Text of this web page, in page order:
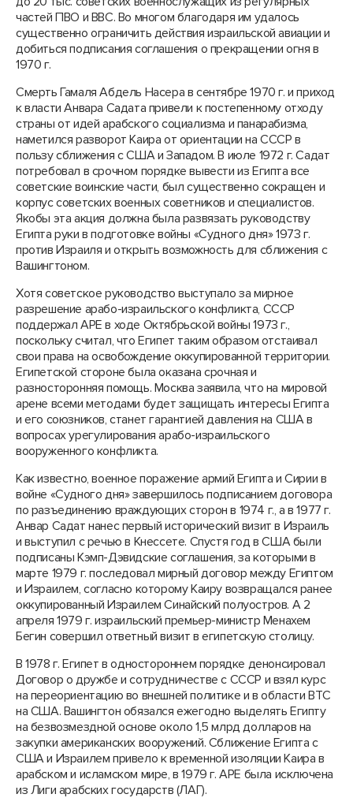
частей ПВО и ВВС. Во многом благодаря им удалось
существенно ограничить действия израильской авиации и
добиться подписания соглашения о прекращении огня в
1970 г.
Смерть Гамаля Абдель Насера в сентябре 1970 г. и приход
к власти Анвара Садата привели к постепенному отходу
страны от идей арабского социализма и панарабизма,
наметился разворот Каира от ориентации на СССР в
пользу сближения с США и Западом. В июле 1972 г. Садат
потребовал в срочном порядке вывести из Египта все
советские воинские части, был существенно сокращен и
корпус советских военных советников и специалистов.
Якобы эта акция должна была развязать руководству
Египта руки в подготовке войны «Судного дня» 1973 г.
против Израиля и открыть возможность для сближения с
Вашингтоном.
Хотя советское руководство выступало за мирное
разрешение арабо-израильского конфликта, СССР
поддержал АРЕ в ходе Октябрьской войны 1973 г.,
поскольку считал, что Египет таким образом отстаивал
свои права на освобождение оккупированной территории.
Египетской стороне была оказана срочная и
разносторонняя помощь. Москва заявила, что на мировой
арене всеми методами будет защищать интересы Египта
и его союзников, станет гарантией давления на США в
вопросах урегулирования арабо-израильского
вооруженного конфликта.
Как известно, военное поражение армий Египта и Сирии в
войне «Судного дня» завершилось подписанием договора
по разъединению враждующих сторон в 1974 г., а в 1977 г.
Анвар Садат нанес первый исторический визит в Израиль
и выступил с речью в Кнессете. Спустя год в США были
подписаны Кэмп-Дэвидские соглашения, за которыми в
марте 1979 г. последовал мирный договор между Египтом
и Израилем, согласно которому Каиру возвращался ранее
оккупированный Израилем Синайский полуостров. А 2
апреля 1979 г. израильский премьер-министр Менахем
Бегин совершил ответный визит в египетскую столицу.
В 1978 г. Египет в одностороннем порядке денонсировал
Договор о дружбе и сотрудничестве с СССР и взял курс
на переориентацию во внешней политике и в области ВТС
на США. Вашингтон обязался ежегодно выделять Египту
на безвозмездной основе около 1,5 млрд долларов на
закупки американских вооружений. Сближение Египта с
США и Израилем привело к временной изоляции Каира в
арабском и исламском мире, в 1979 г. АРЕ была исключена
из Лиги арабских государств (ЛАГ).